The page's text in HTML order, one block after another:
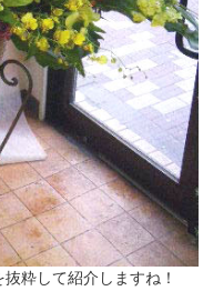
粋して紹介しますね！